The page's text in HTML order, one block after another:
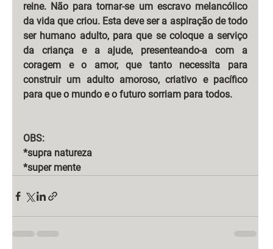
reine. Não para tornar-se um escravo melancólico
da vida que criou. Esta deve ser a aspiração de todo
ser humano adulto, para que se coloque a serviço
da criança e a ajude, presenteando-a com a
coragem e o amor, que tanto necessita para
construir um adulto amoroso, criativo e pacífico
para que o mundo e o futuro sorriam para todos.
OBS:
*supra natureza
*super mente